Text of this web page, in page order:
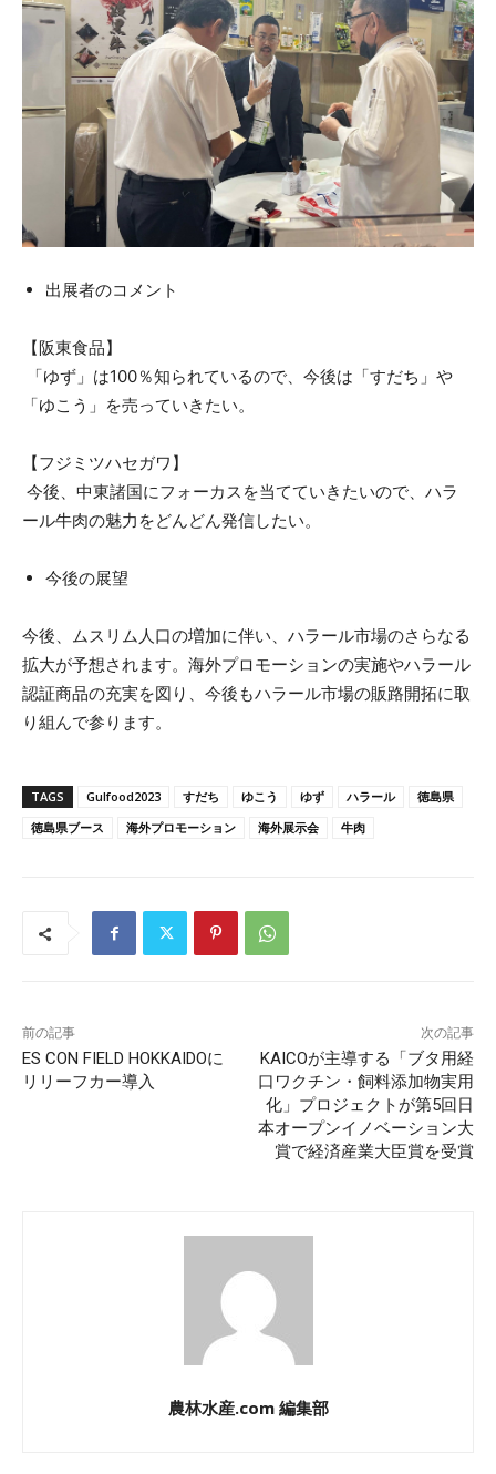
出展者のコメント
【阪東食品】
「ゆず」は100％知られているので、今後は「すだち」や
「ゆこう」を売っていきたい。
【フジミツハセガワ】
今後、中東諸国にフォーカスを当てていきたいので、ハラ
ール牛肉の魅力をどんどん発信したい。
今後の展望
今後、ムスリム人口の増加に伴い、ハラール市場のさらなる
拡大が予想されます。海外プロモーションの実施やハラール
認証商品の充実を図り、今後もハラール市場の販路開拓に取
り組んで参ります。
TAGS Gulfood2023 すだち ゆこう ゆず ハラール
徳島県
徳島県ブース
海外プロモーション 海外展示会 牛肉
前の記事
ES CON FIELD HOKKAIDOに
リリーフカー導入
次の記事
KAICOが主導する「ブタ用経
口ワクチン・飼料添加物実用
化」プロジェクトが第5回日
本オープンイノベーション大
賞で経済産業大臣賞を受賞
農林水産.com 編集部